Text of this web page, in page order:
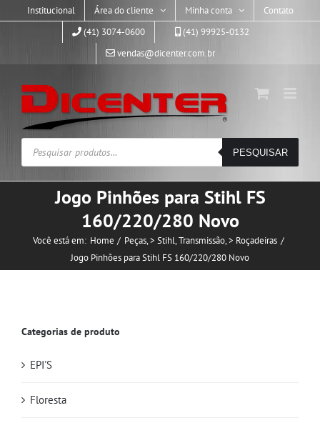
Institucional Área do cliente Minha conta
Contato
(41) 3074-0600
(41) 99925-0132
vendas@dicenter.com.br
Pesquisar
produtos
PESQUISAR
Jogo Pinhões para Stihl FS
160/220/280 Novo
Você está em: Home Peças > Stihl Transmissão > Roçadeiras
Jogo Pinhões para Stihl FS 160/220/280 Novo
Categorias de produto
EPI'S
Floresta